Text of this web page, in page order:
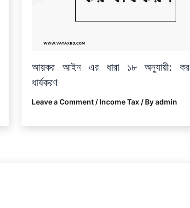
আয়কর আইন এর ধারা ১৮ অনুযায়ী: কর
ধার্যকরণ
Leave a Comment / Income Tax/ Byadmin